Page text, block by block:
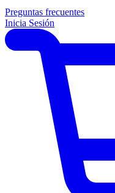
Preguntas frecuentes
Inicia Sesión